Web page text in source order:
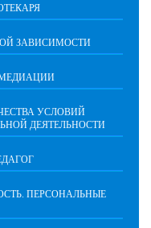
ЗАВИСИМОСТИ
УСЛОВИЙ
ДЕЯТЕЛЬНОСТИ
ПЕРСОНАЛЬНЫЕ